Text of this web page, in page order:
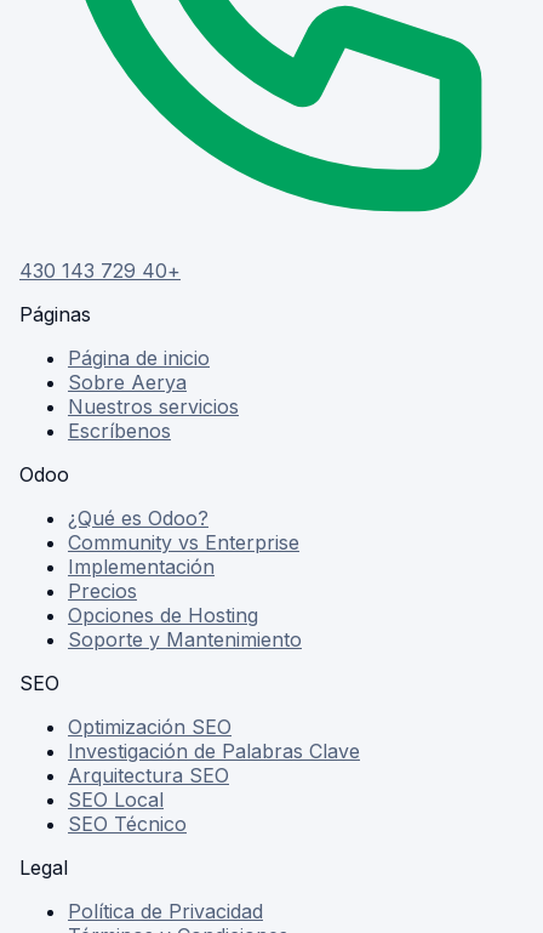
+40 729 143 430
Páginas
Página de inicio
Sobre Aerya
Nuestros servicios
Escríbenos
Odoo
¿Qué es Odoo?
Community vs Enterprise
Implementación
Precios
Opciones de Hosting
Soporte y Mantenimiento
SEO
Optimización SEO
Investigación de Palabras Clave
Arquitectura SEO
SEO Local
SEO Técnico
Legal
Política de Privacidad